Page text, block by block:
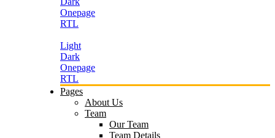
Light
Dark
Onepage
RTL
Pages
About Us
Team
Our Team
Team Details
Faqs
Pricing Plan
Testimonials